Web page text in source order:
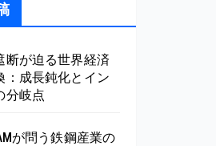
断が迫る世界経済
：成長鈍化とイン
分岐点
が問う鉄鋼産業の